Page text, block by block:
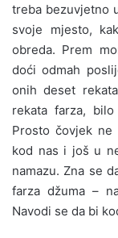
treba bezuvjetno
svoje mjesto,
obreda. Prem
doći odmah
onih deset
rekata farza,
Prosto čovjek
kod nas i još u
namazu. Zna se
farza džuma –
Navodi se da bi